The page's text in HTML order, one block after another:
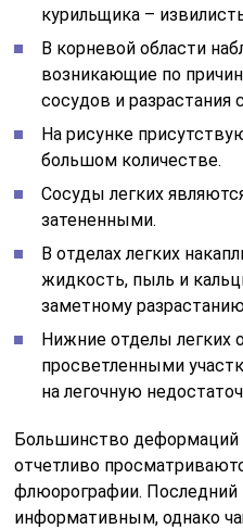
курильщика –
В корневой области
возникающие по
сосудов и разрастания
На рисунке
большом количестве.
Сосуды легких
затененными.
В отделах легких
жидкость, пыль и
заметному
Нижние отделы легких
просветленными
на легочную
Большинство деформаций
отчетливо
флюорографии. Последний
информативным, однако